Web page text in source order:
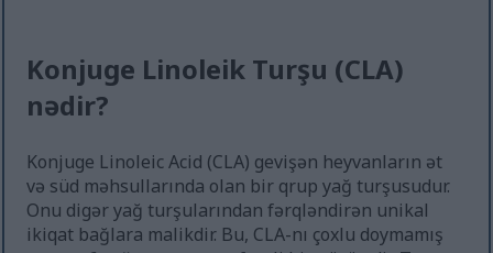
Konjuge Linoleik Turşu (CLA)
nədir?
Konjuge Linoleic Acid (CLA) gevişən heyvanların ət
və süd məhsullarında olan bir qrup yağ turşusudur.
Onu digər yağ turşularından fərqləndirən unikal
ikiqat bağlara malikdir. Bu, CLA-nı çoxlu doymamış